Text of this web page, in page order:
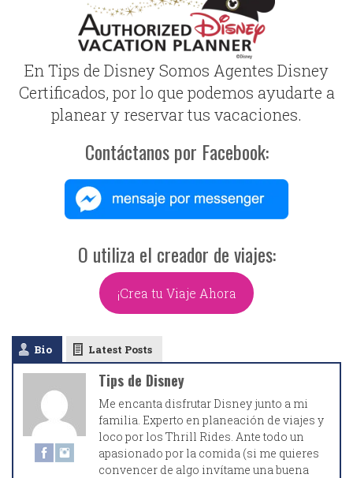
En Tips de Disney Somos Agentes Disney
Certificados, por lo que podemos ayudarte a
planear y reservar tus vacaciones.
Contáctanos por Facebook:
O utiliza el creador de viajes:
¡Crea tu Viaje Ahora
Bio Latest Posts
Tips de Disney
Me encanta disfrutar Disney junto a mi
familia. Experto en planeación de viajes y
loco por los Thrill Rides. Ante todo un
apasionado por la comida (si me quieres
convencer de algo invítame una buena